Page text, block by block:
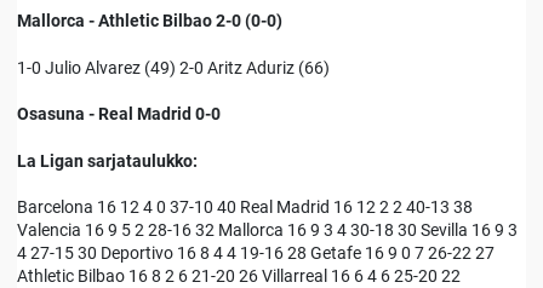
Mallorca - Athletic Bilbao 2-0 (0-0)
1-0 Julio Alvarez (49) 2-0 Aritz Aduriz (66)
Osasuna - Real Madrid 0-0
La Ligan sarjataulukko:
Barcelona 16 12 4 0 37-10 40 Real Madrid 16 12 2 2 40-13 38
Valencia 16 9 5 2 28-16 32 Mallorca 16 9 3 4 30-18 30 Sevilla 16 9 3
4 27-15 30 Deportivo 16 8 4 4 19-16 28 Getafe 16 9 0 7 26-22 27
Athletic Bilbao 16 8 2 6 21-20 26 Villarreal 16 6 4 6 25-20 22